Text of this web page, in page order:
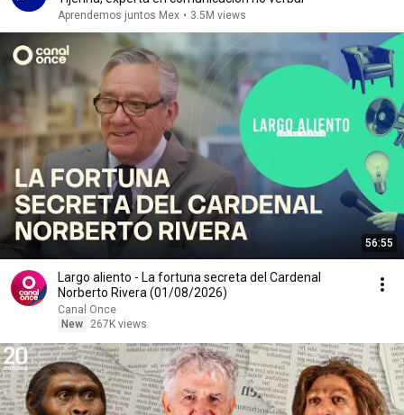
Aprendemos juntos Mex • 3.5M views
56:55
Largo aliento - La fortuna secreta del Cardenal
Norberto Rivera (01/08/2026)
Canal Once
New
267K views